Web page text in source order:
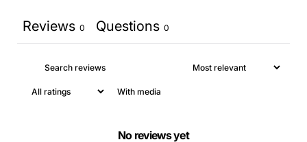
Reviews 0 Questions 0
With media
No reviews yet